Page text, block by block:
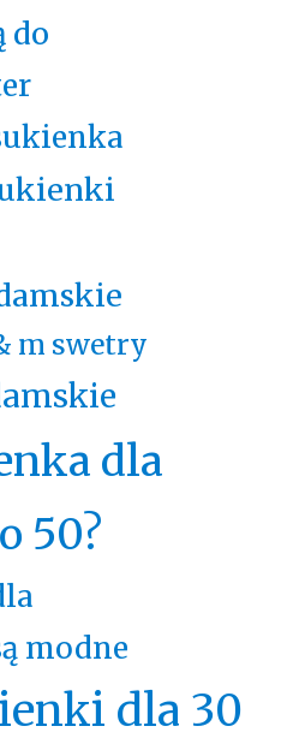
do
m swetry
dla
50?
modne
dla 30